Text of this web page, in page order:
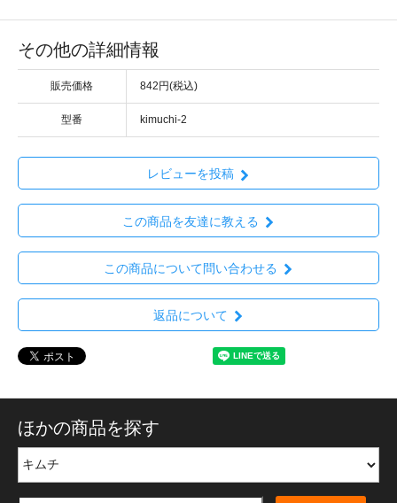
その他の詳細情報
販売価格 842円(税込)
型番 kimuchi-2
レビューを投稿
この商品を友達に教える
この商品について問い合わせる
返品について
ほかの商品を探す